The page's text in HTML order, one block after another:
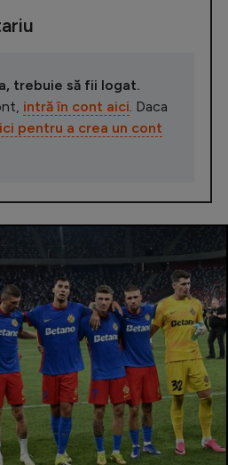
trebuie să fii logat.
intră în cont aici . Daca
pentru a crea un cont